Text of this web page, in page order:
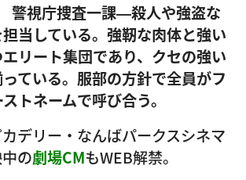
警視庁捜査一課―殺人や強盗な
当している。強靭な肉体と強い
リート集団であり、クセの強い
ている。服部の方針で全員がフ
トネームで呼び合う。
デリー・なんばパークスシネマ
の劇場CMもWEB解禁。